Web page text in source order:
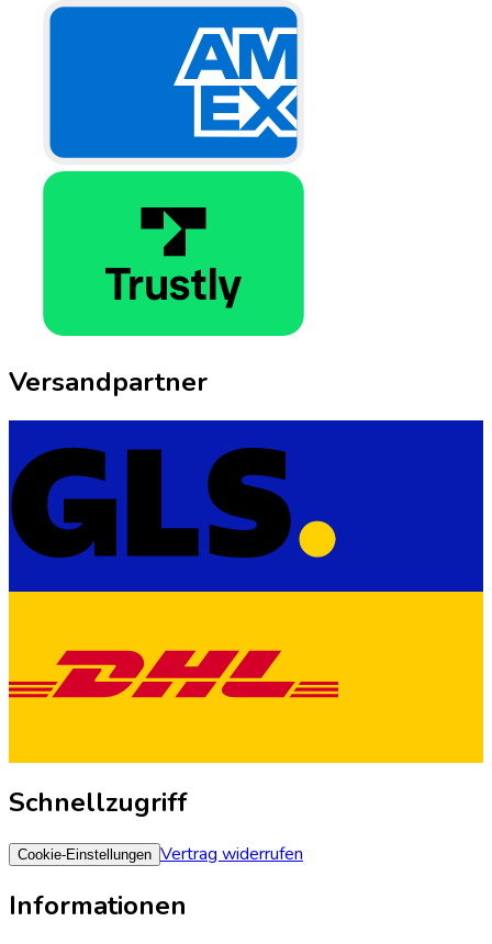
Versandpartner
Schnellzugriff
Cookie-Einstellungen Vertrag widerrufen
Informationen